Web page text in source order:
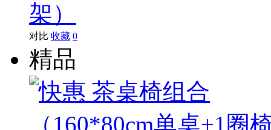
架）
对比 收藏 0
精品